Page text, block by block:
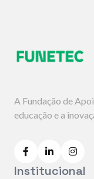
A Fundação de
educação e a
Institucional